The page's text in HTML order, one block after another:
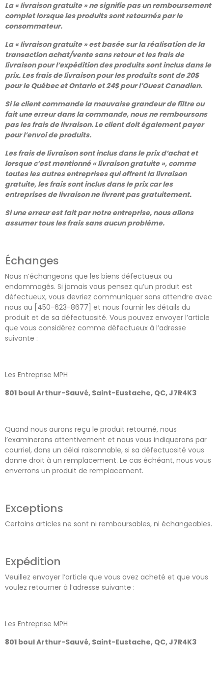
La « livraison gratuite » ne signifie pas un remboursement
complet lorsque les produits sont retournés par le
consommateur.
La « livraison gratuite » est basée sur la réalisation de la
transaction achat/vente sans retour et les frais de
livraison pour l’expédition des produits sont inclus dans le
prix. Les frais de livraison pour les produits sont de 20$
pour le Québec et Ontario et 24$ pour l’Ouest Canadien.
Si le client commande la mauvaise grandeur de filtre ou
fait une erreur dans la commande, nous ne remboursons
pas les frais de livraison. Le client doit également payer
pour l’envoi de produits.
Les frais de livraison sont inclus dans le prix d’achat et
lorsque c’est mentionné « livraison gratuite », comme
toutes les autres entreprises qui offrent la livraison
gratuite, les frais sont inclus dans le prix car les
entreprises de livraison ne livrent pas gratuitement.
Si une erreur est fait par notre entreprise, nous allons
assumer tous les frais sans aucun problème.
Échanges
Nous n’échangeons que les biens défectueux ou
endommagés. Si jamais vous pensez qu’un produit est
défectueux, vous devriez communiquer sans attendre avec
nous au [450-623-8677] et nous fournir les détails du
produit et de sa défectuosité. Vous pouvez envoyer l’article
que vous considérez comme défectueux à l’adresse
suivante :
Les Entreprise MPH
801 boul Arthur-Sauvé, Saint-Eustache, QC, J7R4K3
Quand nous aurons reçu le produit retourné, nous
l’examinerons attentivement et nous vous indiquerons par
courriel, dans un délai raisonnable, si sa défectuosité vous
donne droit à un remplacement. Le cas échéant, nous vous
enverrons un produit de remplacement.
Exceptions
Certains articles ne sont ni remboursables, ni échangeables.
Expédition
Veuillez envoyer l’article que vous avez acheté et que vous
voulez retourner à l’adresse suivante :
Les Entreprise MPH
801 boul Arthur-Sauvé, Saint-Eustache, QC, J7R4K3